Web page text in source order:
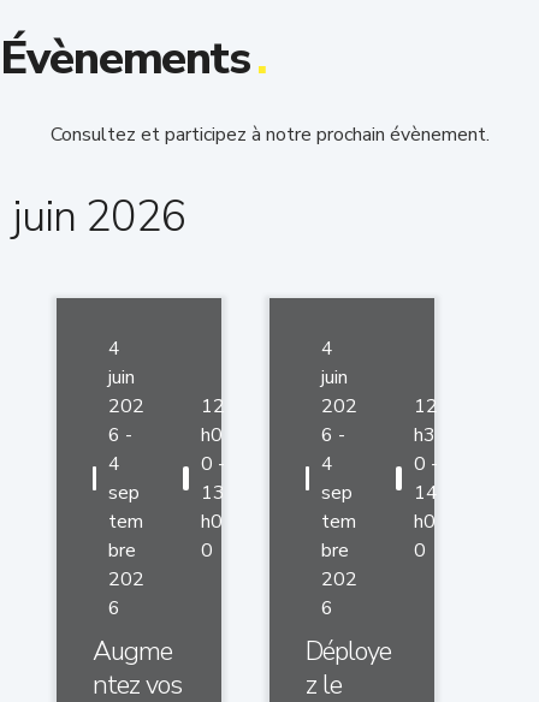
Évènements.
Consultez et participez à notre prochain évènement.
juin 2026
4
juin
202
6 -
4
sep
tem
bre
202
6
12
h0
0 -
13
h0
0
Augme
ntez vos
4
juin
202
6 -
4
sep
tem
bre
202
6
12
h3
0 -
14
h0
0
Déploye
z le